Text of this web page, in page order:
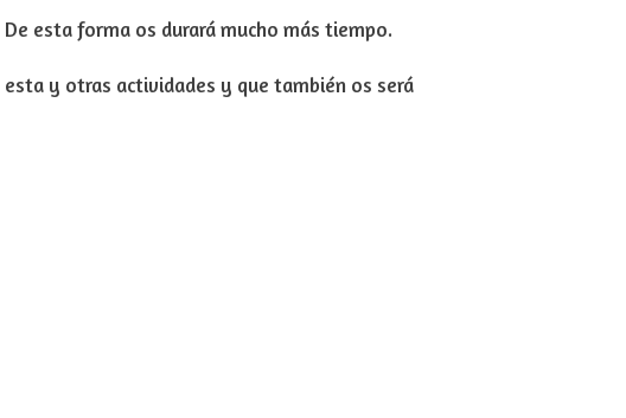
De esta forma os durará mucho más tiempo.
y otras actividades y que también os será